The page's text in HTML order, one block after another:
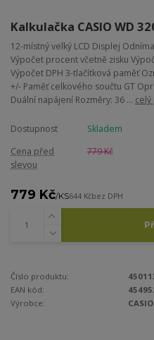
Kalkulačka CASIO WD
12-místný velký LCD Displej
Výpočet procent včetně zisku
Výpočet DPH 3-tlačítková paměť
+/- Paměť celkového součtu GT
Duální napájení Rozměry: 36 ...
Dostupnost
Skladem
Cena před
slevou
779 Kč
779 Kč/KS644 Kčbez DPH
Číslo produktu:
EAN kód:
Výrobce:
CASIO